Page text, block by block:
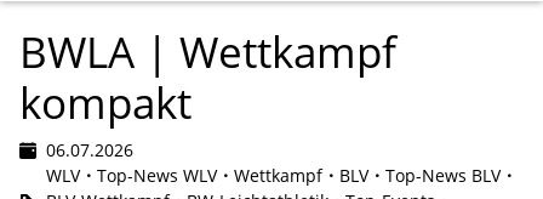
BWLA | Wettkampf
kompakt
06.07.2026
WLV
Top-News WLV Wettkampf BLV
Top-News BLV